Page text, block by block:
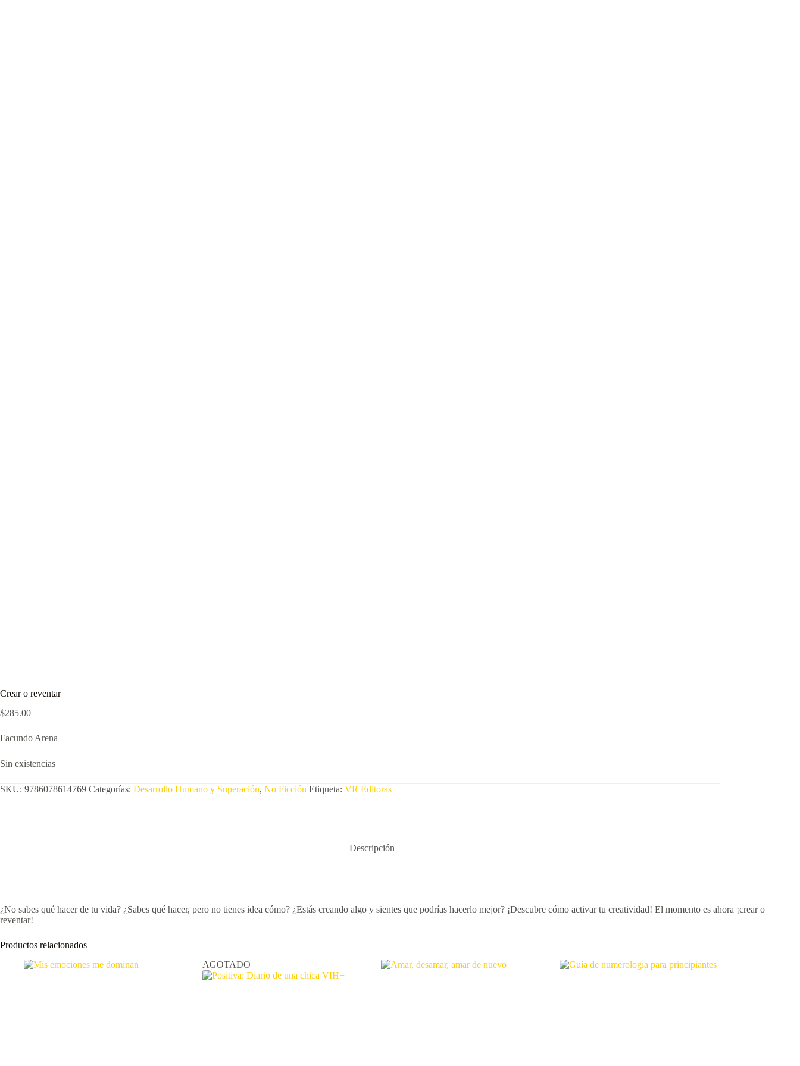
Crear o reventar
$285.00
Facundo Arena
Sin existencias
SKU: 9786078614769 Categorías: Desarrollo Humano y Superación, No Ficción Etiqueta: VR Editoras
Descripción
¿No sabes qué hacer de tu vida? ¿Sabes qué hacer, pero no tienes idea cómo? ¿Estás creando algo y sientes que podrías hacerlo mejor? ¡Descubre cómo activar tu creatividad! El momento es ahora ¡crear o
reventar!
Productos relacionados
AGOTADO